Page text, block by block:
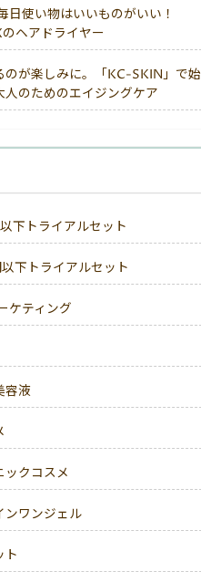
日使い物はいいものがいい！
ヘアドライヤー
のが楽しみに。「KC-SKIN」で始
人のためのエイジングケア
下トライアルセット
下トライアルセット
ケティング
容液
ックコスメ
ンワンジェル
ト